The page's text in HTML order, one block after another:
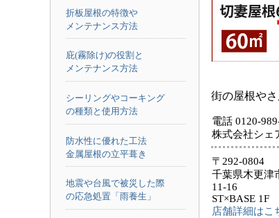
折板屋根の特徴や
メンテナンス方法
庇(霧除け)の役割と
メンテナンス方法
シーリングやコーキング
の種類と使用方法
防水性に優れた工法
金属屋根の立平葺き
地震や台風で被災した際
の応急処置「雨養生」
街の屋根や
電話 0120-
株式会社シェ
〒292-0804
千葉県木更津
11-16
ST×BASE 1F
店舗詳細はこ